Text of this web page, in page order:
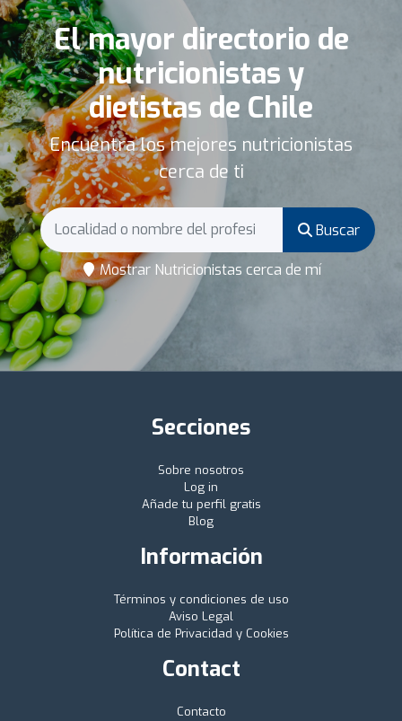
El mayor directorio de
nutricionistas y
dietistas de Chile
Encuentra los mejores nutricionistas
cerca de ti
Buscar
Mostrar Nutricionistas cerca de mí
Secciones
Sobre nosotros
Log in
Añade tu perfil gratis
Blog
Información
Términos y condiciones de uso
Aviso Legal
Política de Privacidad y Cookies
Contact
Contacto